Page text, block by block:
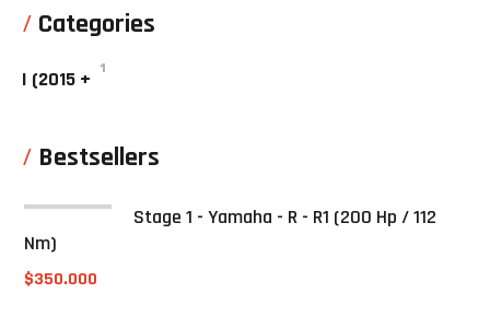
Categories
I (2015 + 1
Bestsellers
Stage 1 - Yamaha - R - R1 (200 Hp / 112
Nm)
$350.000